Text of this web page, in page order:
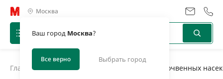
Москва
Ваш город Москва?
Все верно Выбрать город
Главная Террадокс Г - гранулы от почвенных